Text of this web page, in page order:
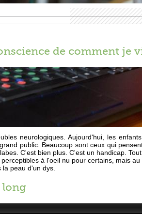
de comment je
neurologiques. Aujourd'hui, les
public. Beaucoup sont ceux qui
C'est bien plus. C'est un handicap.
à l'oeil nu pour certains, mais
peau d'un dys.
long